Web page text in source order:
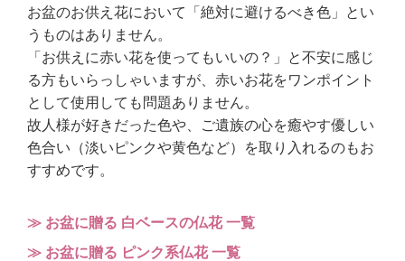
お盆のお供え花において「絶対に避けるべき色」とい
うものはありません。
「お供えに赤い花を使ってもいいの？」と不安に感じ
る方もいらっしゃいますが、赤いお花をワンポイント
として使用しても問題ありません。
故人様が好きだった色や、ご遺族の心を癒やす優しい
色合い（淡いピンクや黄色など）を取り入れるのもお
すすめです。
≫ お盆に贈る 白ベースの仏花 一覧
≫ お盆に贈る ピンク系仏花 一覧